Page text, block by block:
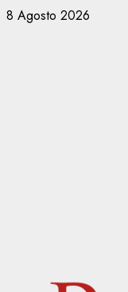
Vai
8 Agosto 2026